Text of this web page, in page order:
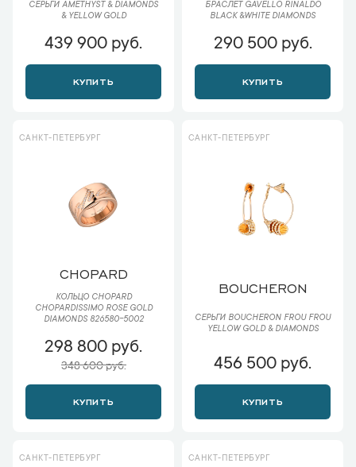
СЕРЬГИ AMETHYST & DIAMONDS
& YELLOW GOLD
439 900 руб.
КУПИТЬ
БРАСЛЕТ GAVELLO RINALDO
BLACK &WHITE DIAMONDS
290 500 руб.
КУПИТЬ
САНКТ-ПЕТЕРБУРГ
CHOPARD
КОЛЬЦО CHOPARD
CHOPARDISSIMO ROSE GOLD
DIAMONDS 826580-5002
298 800 руб.
348 600 руб.
КУПИТЬ
САНКТ-ПЕТЕРБУРГ
BOUCHERON
СЕРЬГИ BOUCHERON FROU FROU
YELLOW GOLD & DIAMONDS
456 500 руб.
КУПИТЬ
САНКТ-ПЕТЕРБУРГ САНКТ-ПЕТЕРБУРГ